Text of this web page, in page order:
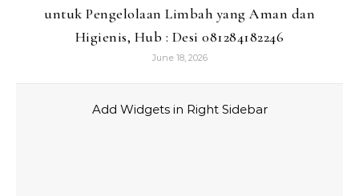
untuk Pengelolaan Limbah yang Aman dan
Higienis, Hub : Desi 081284182246
June 18, 2026
Add Widgets in Right Sidebar